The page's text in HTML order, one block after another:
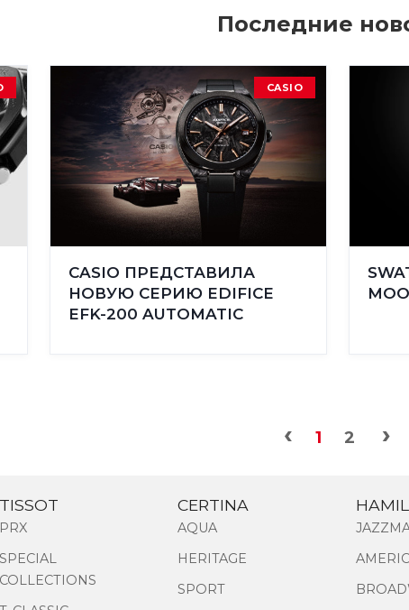
Последние
CASIO
CASIO ПРЕДСТАВИЛА
НОВУЮ СЕРИЮ EDIFICE
EFK-200 AUTOMATIC
‹ 1 2 ›
TISSOT
PRX
SPECIAL
COLLECTIONS
CERTINA
AQUA
HERITAGE
SPORT